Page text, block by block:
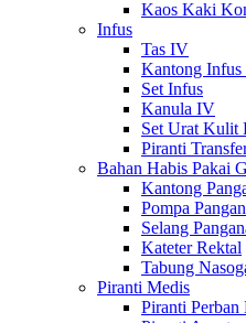
Kaos Kaki
Infus
Tas IV
Kantong Infus
Set Infus
Kanula IV
Set Urat Kulit
Piranti
Bahan Habis Pakai
Kantong
Pompa
Selang
Kateter Rektal
Tabung
Piranti Medis
Piranti Perban